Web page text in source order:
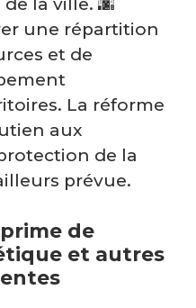
la ville. 🌆
une répartition
et de
La réforme
aux
de la
prévue.
de
et autres